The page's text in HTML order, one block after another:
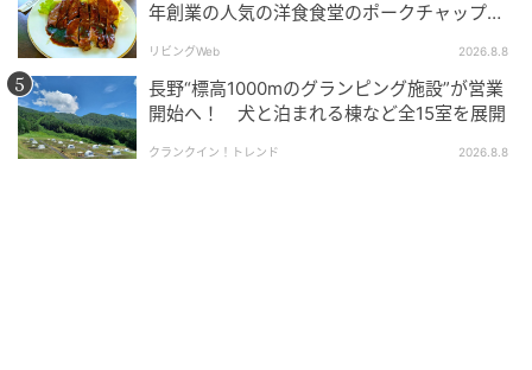
まるで縁日のようなワクワク感があり、どれを食べよ
うか迷う時間も楽しい！
年創業の人気の洋食食堂のポークチャップ！
リビングWeb 2026.8.8
長野“標高1000mのグランピング施設”が営業
開始へ！ 犬と泊まれる棟など全15室を展開
クランクイン！トレンド 2026.8.8